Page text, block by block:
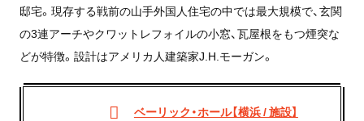
邸宅。現存する戦前の山手外国人住宅の中では最大規模で、玄関
の3連アーチやクワットレフォイルの小窓、瓦屋根をもつ煙突な
どが特徴。設計はアメリカ人建築家J.H.モーガン。
ベーリック・ホール【横浜 / 施設】